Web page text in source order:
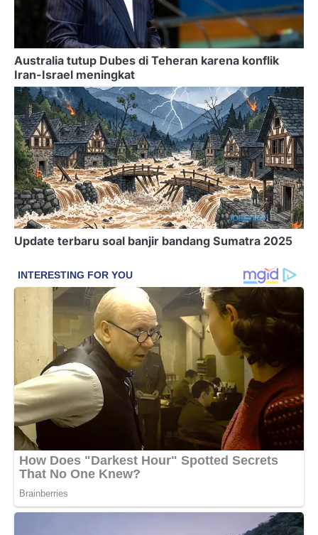
Australia tutup Dubes di Teheran karena konflik
Iran-Israel meningkat
Update terbaru soal banjir bandang Sumatra 2025